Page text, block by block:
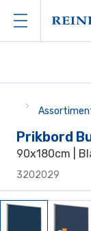
Prikbord
90x180cm |
3202029